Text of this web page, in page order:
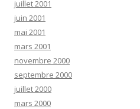
juillet 2001
juin 2001
mai 2001
mars 2001
novembre 2000
septembre 2000
juillet 2000
mars 2000